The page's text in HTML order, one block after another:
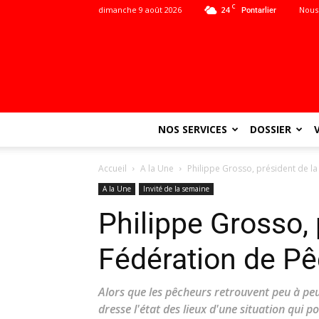
24 C Pontarlier
dimanche 9 août 2026
NOS SERVICES DOSSIER
Accueil A la Une Philippe Grosso, président de
A la Une Invité de la semaine
Philippe
Fédération de
Alors que les pêcheurs retrouvent peu à
dresse l'état des lieux d'une situation qui